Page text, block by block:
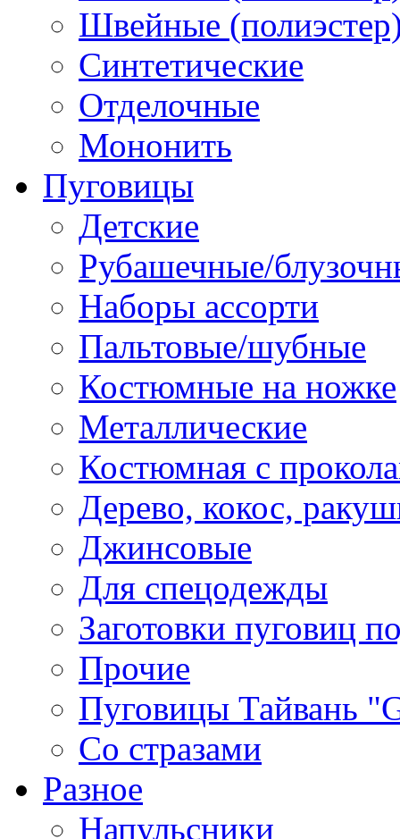
Швейные
Синтетические
Отделочные
Мононить
Пуговицы
Детские
Рубашечные/
Наборы ассорти
Пальтовые/шубные
Костюмные на ножке
Металлические
Костюмная с
Дерево, кокос,
Джинсовые
Для спецодежды
Заготовки пуговиц
Прочие
Пуговицы Тайвань
Со стразами
Разное
Напульсники